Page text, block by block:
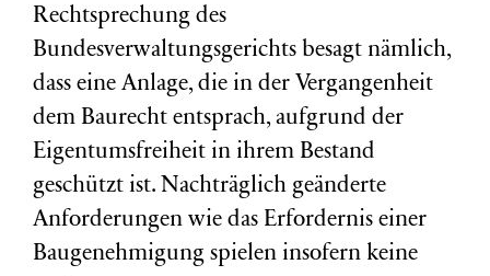
Rechtsprechung des
Bundesverwaltungsgerichts besagt nämlich,
dass eine Anlage, die in der Vergangenheit
dem Baurecht entsprach, aufgrund der
Eigentumsfreiheit in ihrem Bestand
geschützt ist. Nachträglich geänderte
Anforderungen wie das Erfordernis einer
Baugenehmigung spielen insofern keine